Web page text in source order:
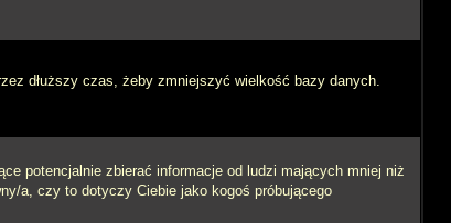
dłuższy czas, żeby zmniejszyć wielkość bazy danych.
potencjalnie zbierać informacje od ludzi mających mniej niż
a, czy to dotyczy Ciebie jako kogoś próbującego